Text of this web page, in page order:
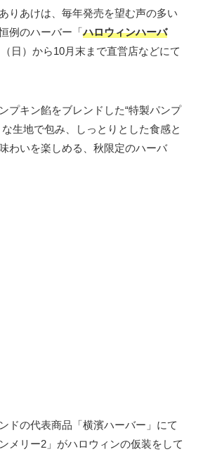
りあけは、毎年発売を望む声の多い
例のハーバー「ハロウィンハーバ
日）から10月末まで直営店などにて
プキン餡をブレンドした“特製パンプ
生地で包み、しっとりとした食感と
わいを楽しめる、秋限定のハーバ
ドの代表商品「横濱ハーバー」にて
メリー2」がハロウィンの仮装をして